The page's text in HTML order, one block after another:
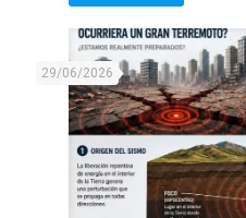
29/06/2026